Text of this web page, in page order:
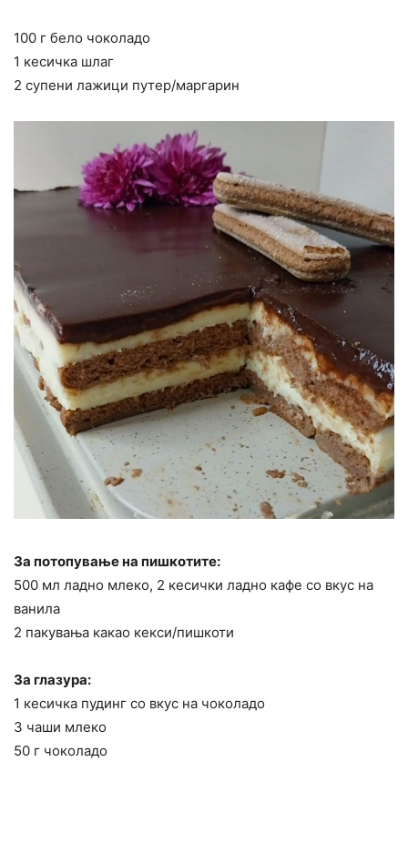
100 г бело чоколадо
1 кесичка шлаг
2 супени лажици путер/маргарин
За потопување на пишкотите:
500 мл ладно млеко, 2 кесички ладно кафе со вкус на
ванила
2 пакувања какао кекси/пишкоти
За глазура:
1 кесичка пудинг со вкус на чоколадо
3 чаши млеко
50 г чоколадо